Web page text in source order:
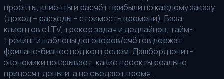
проекты, клиенты и расчёт прибыли по каждому заказу
(доход − расходы − стоимость времени). База
клиентов с LTV, трекер задач и дедлайнов, тайм-
трекинг и шаблоны договоров/счётов держат
фриланс-бизнес под контролем. Дашборд юнит-
экономики показывает, какие проекты реально
приносят деньги, а не съедают время.